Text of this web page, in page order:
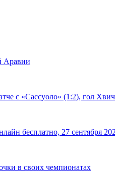
Аравии
с «Сассуоло» (1:2), гол
бесплатно, 27 сентября
в своих чемпионатах